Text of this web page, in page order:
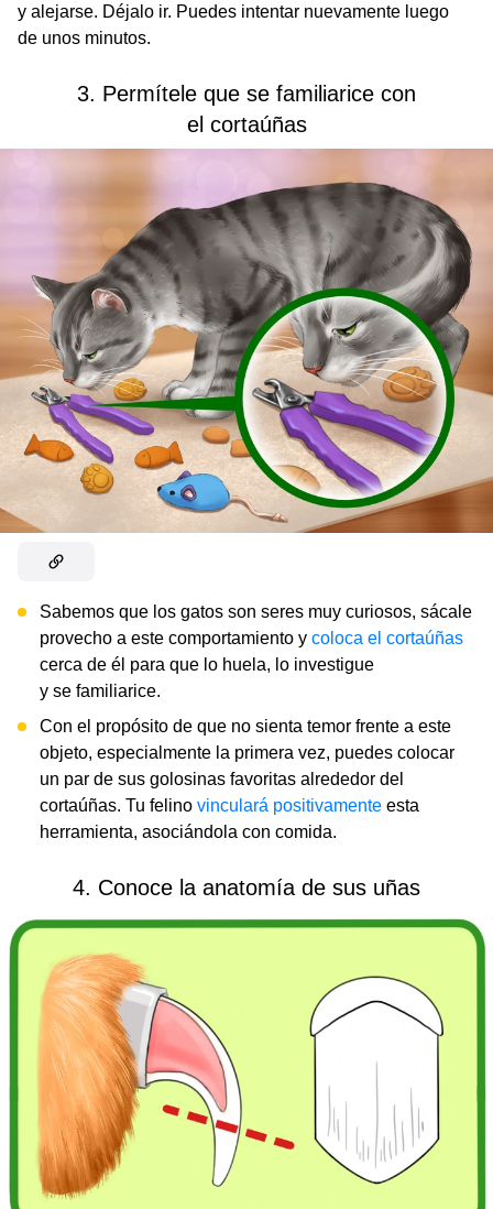
y alejarse. Déjalo ir. Puedes intentar nuevamente luego
de unos minutos.
3. Permítele que se familiarice con
el cortaúñas
Sabemos que los gatos son seres muy curiosos, sácale
provecho a este comportamiento y coloca el cortaúñas
cerca de él para que lo huela, lo investigue
y se familiarice.
Con el propósito de que no sienta temor frente a este
objeto, especialmente la primera vez, puedes colocar
un par de sus golosinas favoritas alrededor del
cortaúñas. Tu felino vinculará positivamente esta
herramienta, asociándola con comida.
4. Conoce la anatomía de sus uñas